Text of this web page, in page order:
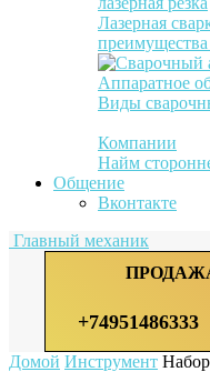
Лазерная
Аппаратное
Виды
Компании
Найм
Общение
Вконтакте
Главный механик
+74951486333
Домой Инструмент